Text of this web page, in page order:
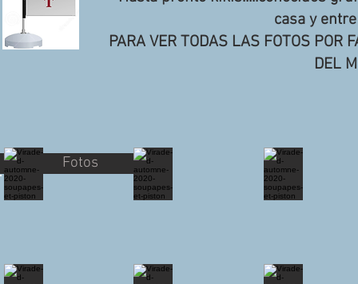
casa y
PARA VER TODAS LAS FOTOS POR
DEL
Fotos